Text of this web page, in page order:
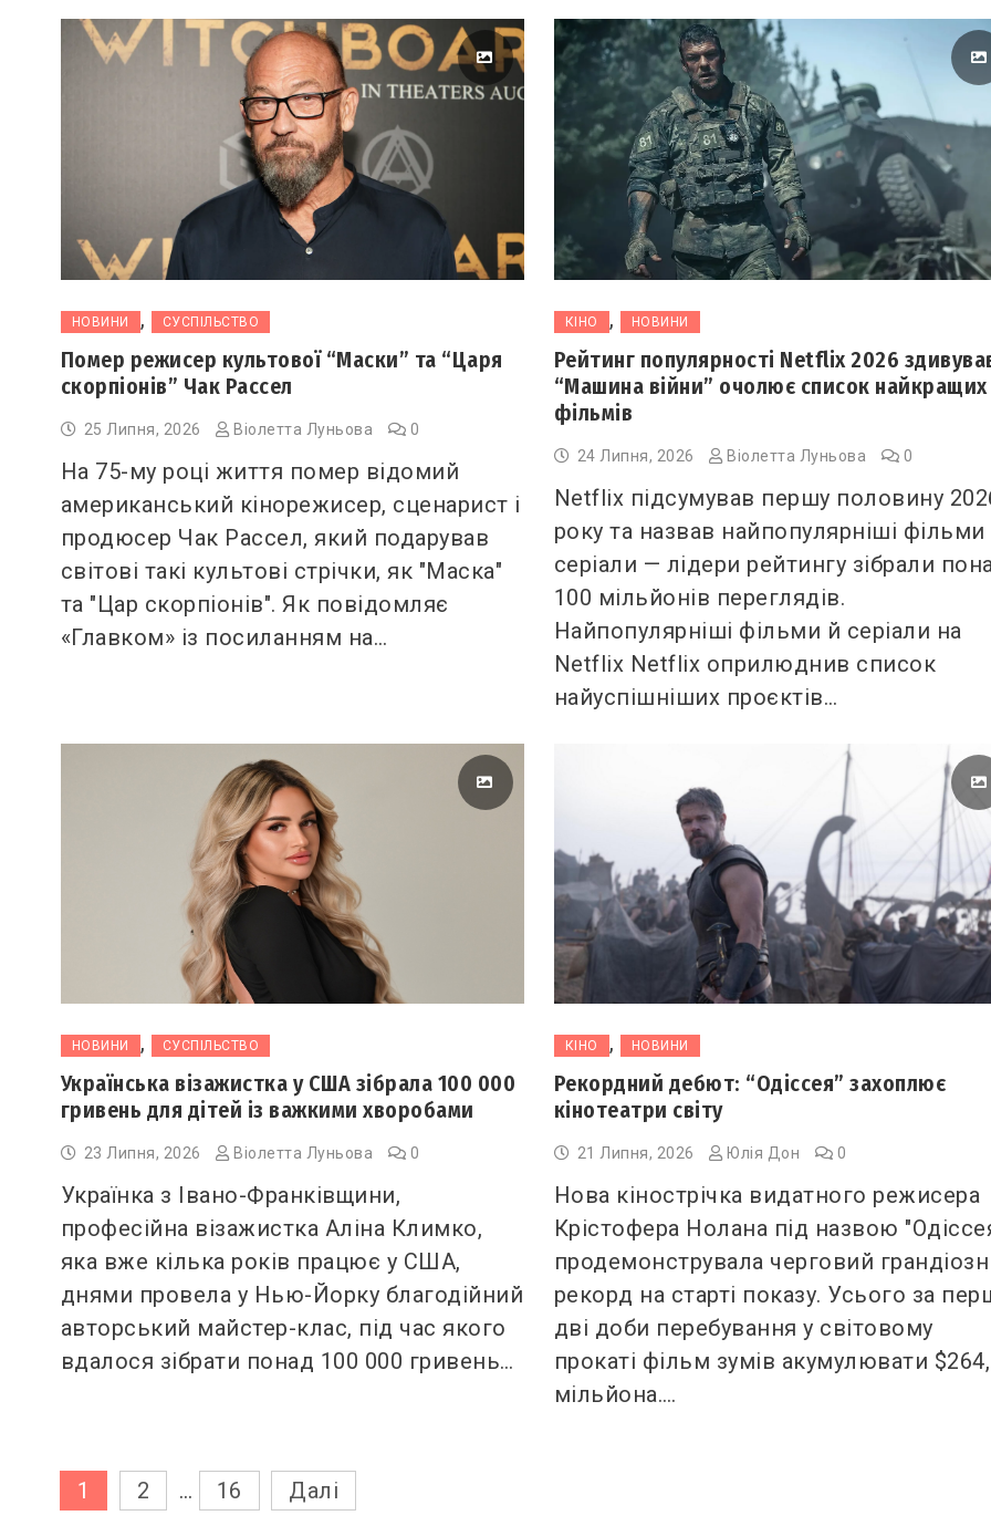
НОВИНИ , СУСПІЛЬСТВО
Помер режисер культової “Маски” та “Царя
скорпіонів” Чак Рассел
25 Липня, 2026 Віолетта Луньова 0
На 75-му році життя помер відомий
американський кінорежисер, сценарист і
продюсер Чак Рассел, який подарував
світові такі культові стрічки, як "Маска"
та "Цар скорпіонів". Як повідомляє
«Главком» із посиланням на…
КІНО , НОВИНИ
Рейтинг популярності Netflix 2026
“Машина війни” очолює список найкращих
фільмів
24 Липня, 2026 Віолетта Луньова 0
Netflix підсумував першу половину
року та назвав найпопулярніші фільми
серіали — лідери рейтингу зібрали
100 мільйонів переглядів.
Найпопулярніші фільми й серіали на
Netflix Netflix оприлюднив список
найуспішніших проєктів…
НОВИНИ , СУСПІЛЬСТВО
Українська візажистка у США зібрала 100 000
гривень для дітей із важкими хворобами
23 Липня, 2026 Віолетта Луньова 0
Українка з Івано-Франківщини,
професійна візажистка Аліна Климко,
яка вже кілька років працює у США,
днями провела у Нью-Йорку благодійний
авторський майстер-клас, під час якого
вдалося зібрати понад 100 000 гривень…
КІНО , НОВИНИ
Рекордний дебют: “Одіссея” захоплює
кінотеатри світу
21 Липня, 2026 Юлія Дон 0
Нова кінострічка видатного режисера
Крістофера Нолана під назвою
продемонструвала черговий
рекорд на старті показу. Усього за
дві доби перебування у світовому
прокаті фільм зумів акумулювати
мільйона.…
Пагінація
1 2 … 16 Далі